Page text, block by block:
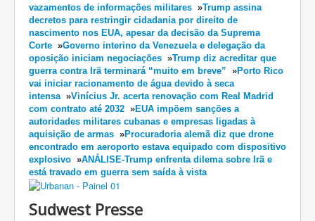
vazamentos de informações militares »Trump assina
decretos para restringir cidadania por direito de
nascimento nos EUA, apesar da decisão da Suprema
Corte »Governo interino da Venezuela e delegação da
oposição iniciam negociações »Trump diz acreditar que
guerra contra Irã terminará “muito em breve” »Porto Rico
vai iniciar racionamento de água devido à seca
intensa »Vinícius Jr. acerta renovação com Real Madrid
com contrato até 2032 »EUA impõem sanções a
autoridades militares cubanas e empresas ligadas à
aquisição de armas »Procuradoria alemã diz que drone
encontrado em aeroporto estava equipado com dispositivo
explosivo »ANÁLISE-Trump enfrenta dilema sobre Irã e
está travado em guerra sem saída à vista
Sudwest Presse